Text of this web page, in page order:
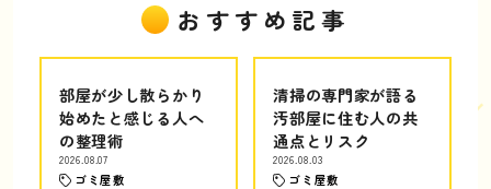
おすすめ記事
部屋が少し散らかり
始めたと感じる人へ
の整理術
2026.08.07
ゴミ屋敷
清掃の専門家が語る
汚部屋に住む人の共
通点とリスク
2026.08.03
ゴミ屋敷